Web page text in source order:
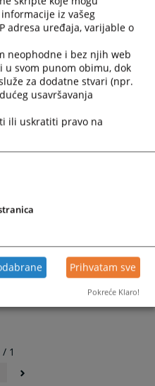
јавношћу и протокол
1
iz vašeg
adresa uređaja, varijable o
neophodne i bez njih web
svom punom obimu, dok
za dodatne stvari (npr.
usavršavanja
ili uskratiti pravo na
Prihvatam sve
Pokreće Klaro!